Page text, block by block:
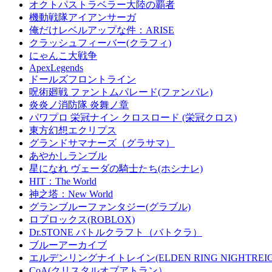
オクトパストラベラー大陸の覇者
機動戦隊アイアンサーガ
俺だけレベルアップな件：ARISE
クラッシュフィーバー(クラフィ)
にゃんこ大戦争
ApexLegends
ドールズフロントライン
呪術廻戦 ファントムパレード(ファンパレ)
炎炎ノ消防隊 炎舞ノ章
パワプロ 栄冠ナイン クロスロード (栄冠クロス)
東方幻想エクリプス
グランドサマナーズ（グラサマ）
あやかしランブル
星になれ ヴェーダの騎士たち(ホシナレ)
HIT：The World
神之塔：New World
グランブルーファンタジー(グラブル)
ロブロックス(ROBLOX)
Dr.STONE バトルクラフト（バトクラ）
ブルーアーカイブ
エルデンリングナイトレイン(ELDEN RING